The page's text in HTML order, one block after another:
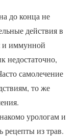
до конца не
действия в
и иммунной
недостаточно,
самолечение
то же
урологам и
рецепты из трав.